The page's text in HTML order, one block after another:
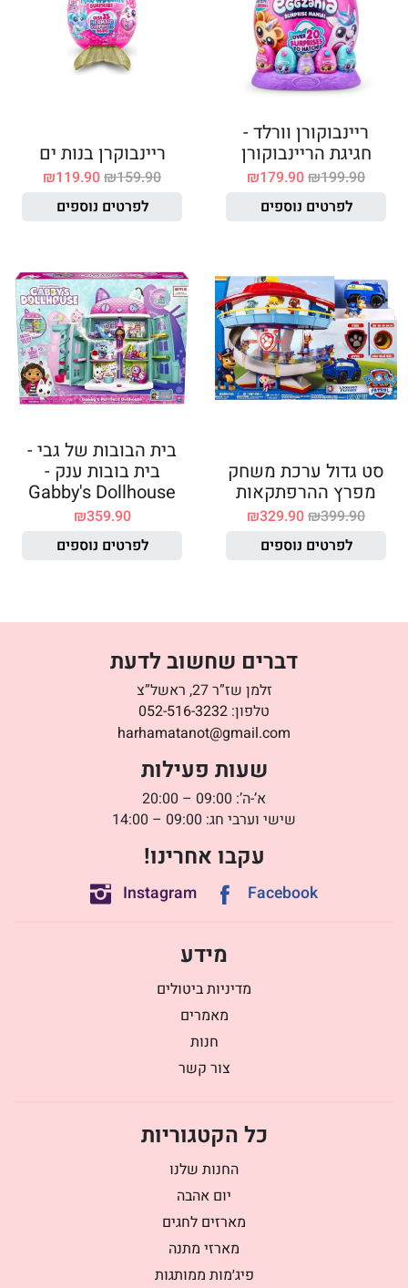
ריינבוקורן וורלד -
חגיגת הריינבוקורן
₪199.90
₪179.90
לפרטים נוספים
ריינבוקרן בנות ים
₪159.90
₪119.90
לפרטים נוספים
סט גדול ערכת משחק
מפרץ ההרפתקאות
₪399.90
₪329.90
לפרטים נוספים
בית הבובות של גבי -
בית בובות ענק -
Gabby's Dollhouse
₪359.90
לפרטים נוספים
דברים שחשוב לדעת
זלמן שז”ר 27, ראשל”צ
טלפון: 052-516-3232
harhamatanot@gmail.com
שעות פעילות
א’-ה’: 09:00 – 20:00
שישי וערבי חג: 09:00 – 14:00
עקבו אחרינו!
Facebook
Instagram
מידע
מדיניות ביטולים
מאמרים
חנות
צור קשר
כל הקטגוריות
החנות שלנו
יום אהבה
מארזים לחגים
מארזי מתנה
פיג׳מות ממותגות